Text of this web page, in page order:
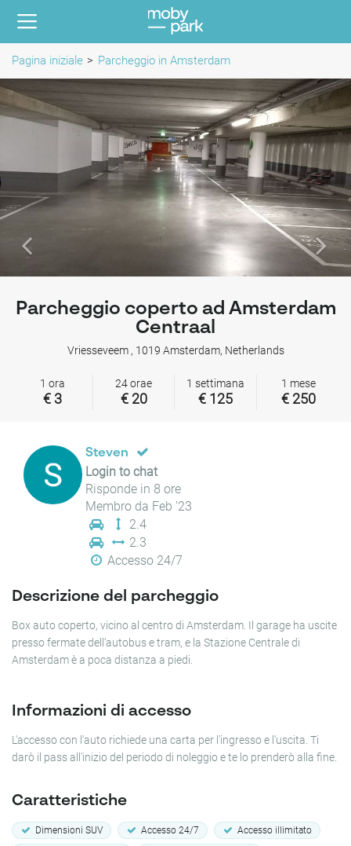
Pagina iniziale Parcheggio in Amsterdam
Parcheggio coperto ad Amsterdam
Centraal
Vriesseveem , 1019 Amsterdam, Netherlands
1 ora
€ 3
24 orae
€ 20
1 settimana
€ 125
1 mese
€ 250
Steven
Login to chat
Risponde in 8 ore
Membro da Feb '23
2.4
2.3
Accesso 24/7
Descrizione del parcheggio
Box auto coperto, vicino al centro di Amsterdam. Il garage ha uscite
presso fermate dell’autobus e tram, e la Stazione Centrale di
Amsterdam è a poca distanza a piedi.
Informazioni di accesso
L'accesso con l'auto richiede una carta per l'ingresso e l'uscita. Ti
darò il pass all'inizio del periodo di noleggio e te lo prenderò alla fine.
Caratteristiche
Dimensioni SUV Accesso 24/7
Accesso illimitato